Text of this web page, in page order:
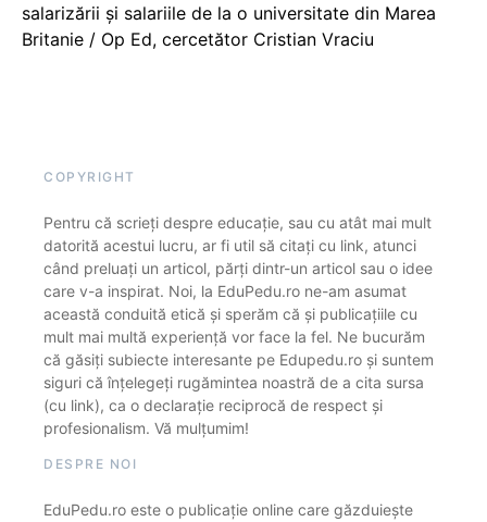
salarizării și salariile de la o universitate din Marea
Britanie / Op Ed, cercetător Cristian Vraciu
COPYRIGHT
Pentru că scrieți despre educație, sau cu atât mai mult
datorită acestui lucru, ar fi util să citați cu link, atunci
când preluați un articol, părți dintr-un articol sau o idee
care v-a inspirat. Noi, la EduPedu.ro ne-am asumat
această conduită etică și sperăm că și publicațiile cu
mult mai multă experiență vor face la fel. Ne bucurăm
că găsiți subiecte interesante pe Edupedu.ro și suntem
siguri că înțelegeți rugămintea noastră de a cita sursa
(cu link), ca o declarație reciprocă de respect și
profesionalism. Vă mulțumim!
DESPRE NOI
EduPedu.ro este o publicație online care găzduiește